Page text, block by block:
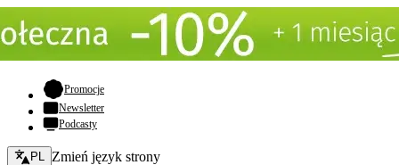
Promocje- otwiera się w nowej karcie
Newsletter
Podcasty
Zmień język - bieżący:
PL Zmień język strony